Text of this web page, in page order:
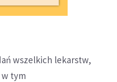
wszelkich lekarstw,
tym